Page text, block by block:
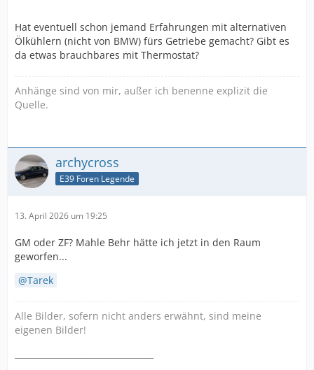
Hat eventuell schon jemand Erfahrungen mit alternativen
Ölkühlern (nicht von BMW) fürs Getriebe gemacht? Gibt es
da etwas brauchbares mit Thermostat?
Anhänge sind von mir, außer ich benenne explizit die
Quelle.
archycross
E39 Foren Legende
13. April 2026 um 19:25
GM oder ZF? Mahle Behr hätte ich jetzt in den Raum
geworfen...
Tarek
Alle Bilder, sofern nicht anders erwähnt, sind meine
eigenen Bilder!